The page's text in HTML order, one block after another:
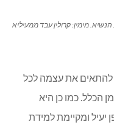
מימין: קרולין עבד ממעיליא
להתאים את עצמה לכל
הכלל. כמו כן היא
ומקיימת למידת